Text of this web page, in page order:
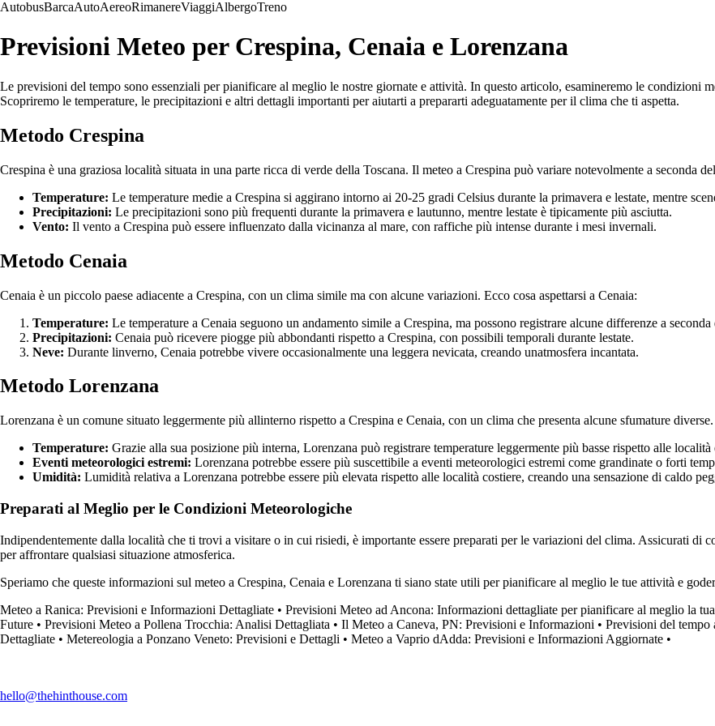
AutobusBarcaAutoAereoRimanereViaggiAlbergoTreno
Previsioni Meteo per Crespina, Cenaia e Lorenzana
Le previsioni del tempo sono essenziali per pianificare al meglio le nostre giornate e attività. In questo articolo, esamineremo le condizioni
Scopriremo le temperature, le precipitazioni e altri dettagli importanti per aiutarti a prepararti adeguatamente per il clima che ti aspetta.
Metodo Crespina
Crespina è una graziosa località situata in una parte ricca di verde della Toscana. Il meteo a Crespina può variare notevolmente a seconda
Temperature: Le temperature medie a Crespina si aggirano intorno ai 20-25 gradi Celsius durante la primavera e lestate, mentre
Precipitazioni: Le precipitazioni sono più frequenti durante la primavera e lautunno, mentre lestate è tipicamente più asciutta.
Vento: Il vento a Crespina può essere influenzato dalla vicinanza al mare, con raffiche più intense durante i mesi invernali.
Metodo Cenaia
Cenaia è un piccolo paese adiacente a Crespina, con un clima simile ma con alcune variazioni. Ecco cosa aspettarsi a Cenaia:
Temperature: Le temperature a Cenaia seguono un andamento simile a Crespina, ma possono registrare alcune differenze a
Precipitazioni: Cenaia può ricevere piogge più abbondanti rispetto a Crespina, con possibili temporali durante lestate.
Neve: Durante linverno, Cenaia potrebbe vivere occasionalmente una leggera nevicata, creando unatmosfera incantata.
Metodo Lorenzana
Lorenzana è un comune situato leggermente più allinterno rispetto a Crespina e Cenaia, con un clima che presenta alcune sfumature
Temperature: Grazie alla sua posizione più interna, Lorenzana può registrare temperature leggermente più basse rispetto alle
Eventi meteorologici estremi: Lorenzana potrebbe essere più suscettibile a eventi meteorologici estremi come grandinate o forti
Umidità: Lumidità relativa a Lorenzana potrebbe essere più elevata rispetto alle località costiere, creando una sensazione di caldo
Preparati al Meglio per le Condizioni Meteorologiche
Indipendentemente dalla località che ti trovi a visitare o in cui risiedi, è importante essere preparati per le variazioni del clima. Assicurati di
per affrontare qualsiasi situazione atmosferica.
Speriamo che queste informazioni sul meteo a Crespina, Cenaia e Lorenzana ti siano state utili per pianificare al meglio le tue attività e
Meteo a Ranica: Previsioni e Informazioni Dettagliate • Previsioni Meteo ad Ancona: Informazioni dettagliate per pianificare al meglio la
Future • Previsioni Meteo a Pollena Trocchia: Analisi Dettagliata • Il Meteo a Caneva, PN: Previsioni e Informazioni • Previsioni del tempo
Dettagliate • Metereologia a Ponzano Veneto: Previsioni e Dettagli • Meteo a Vaprio dAdda: Previsioni e Informazioni Aggiornate •
hello@thehinthouse.com